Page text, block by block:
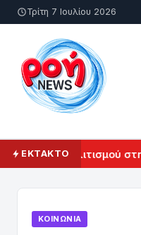
Τρίτη 7 Ιουλίου 2026
ΕΚΤΑΚΤΟΠολιτισμού
ΚΟΙΝΩΝΊΑ